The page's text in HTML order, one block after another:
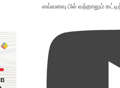
எவ்வளவு பில் வந்தாலும்